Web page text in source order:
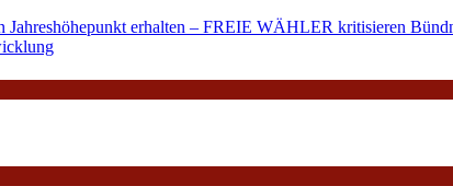
Jahreshöhepunkt erhalten – FREIE WÄHLER kritisieren